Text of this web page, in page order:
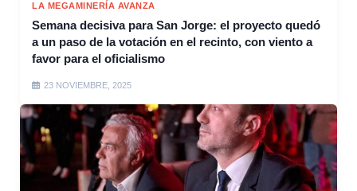
LA MEGAMINERÍA AVANZA
Semana decisiva para San Jorge: el proyecto quedó
a un paso de la votación en el recinto, con viento a
favor para el oficialismo
23 NOVIEMBRE, 2025